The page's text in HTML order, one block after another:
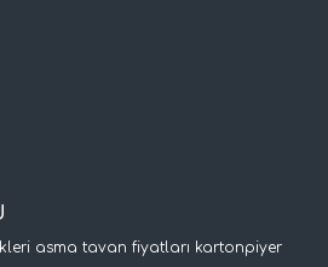
asma tavan fiyatları kartonpiyer